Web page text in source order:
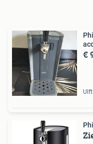
€
Ulft